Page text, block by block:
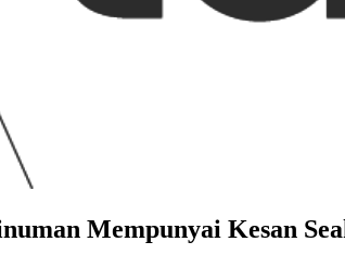
Mempunyai Kesan